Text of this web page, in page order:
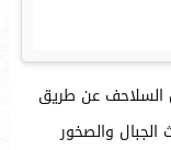
السلاحف عن طريق
الجبال والصخور